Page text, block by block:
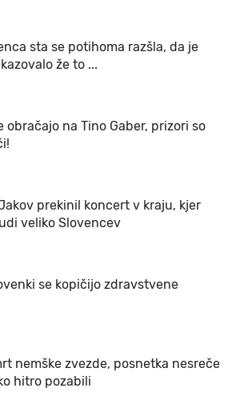
sta se potihoma razšla, da je
že to ...
obračajo na Tino Gaber, prizori so
prekinil koncert v kraju, kjer
veliko Slovencev
se kopičijo zdravstvene
nemške zvezde, posnetka nesreče
hitro pozabili